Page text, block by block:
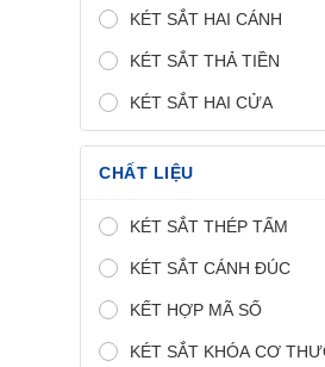
KÉT SẮT HAI CÁNH
KÉT SẮT THẢ TIỀN
KÉT SẮT HAI CỬA
CHẤT LIỆU
KÉT SẮT THÉP TẤM
KÉT SẮT CÁNH ĐÚC
KẾT HỢP MÃ SỐ
KÉT SẮT KHÓA CƠ